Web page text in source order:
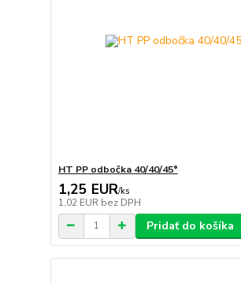
HT PP odbočka 40/40/45°
1,25 EUR/ks
1,02 EUR bez DPH
Pridať do košíka